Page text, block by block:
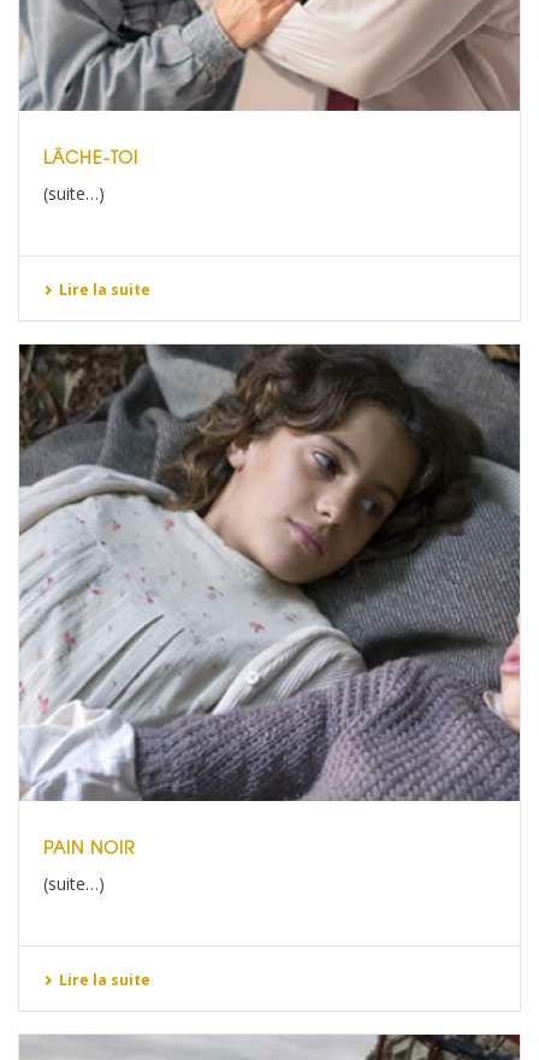
LÂCHE-TOI
(suite…)
Lire la suite
PAIN NOIR
(suite…)
Lire la suite